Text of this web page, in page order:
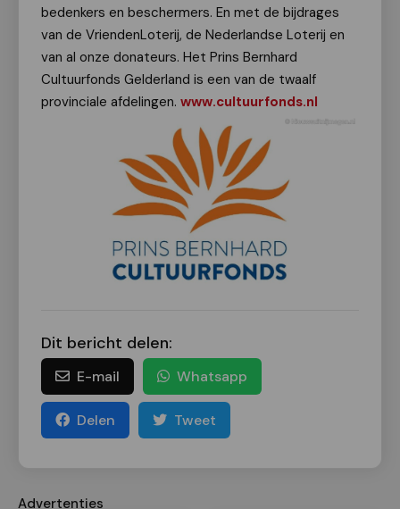
bedenkers en beschermers. En met de bijdrages
van de VriendenLoterij, de Nederlandse Loterij en
van al onze donateurs. Het Prins Bernhard
Cultuurfonds Gelderland is een van de twaalf
provinciale afdelingen. www.cultuurfonds.nl
Dit bericht delen:
E-mail Whatsapp
Delen Tweet
Advertenties